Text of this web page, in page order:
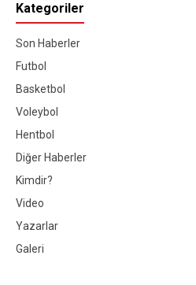
Kategoriler
Son Haberler
Futbol
Basketbol
Voleybol
Hentbol
Diğer Haberler
Kimdir?
Video
Yazarlar
Galeri